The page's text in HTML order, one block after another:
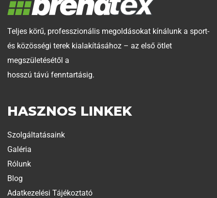
Teljes körű, professzionális megoldásokat kínálunk a sport-
és közösségi terek kialakításához – az első ötlet
megszületésétől a
hosszú távú fenntartásig.
HASZNOS LINKEK
Szolgáltatásaink
Galéria
Rólunk
Blog
Adatkezelési Tájékoztató